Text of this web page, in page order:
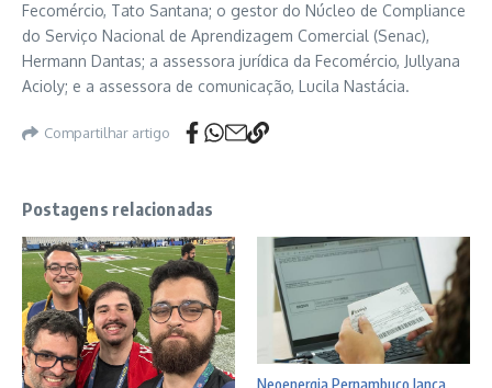
Fecomércio, Tato Santana; o gestor do Núcleo de Compliance
do Serviço Nacional de Aprendizagem Comercial (Senac),
Hermann Dantas; a assessora jurídica da Fecomércio, Jullyana
Acioly; e a assessora de comunicação, Lucila Nastácia.
Compartilhar artigo
Postagens relacionadas